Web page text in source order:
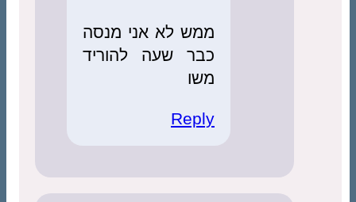
ממש לא אני מנסה
כבר שעה להוריד
Reply